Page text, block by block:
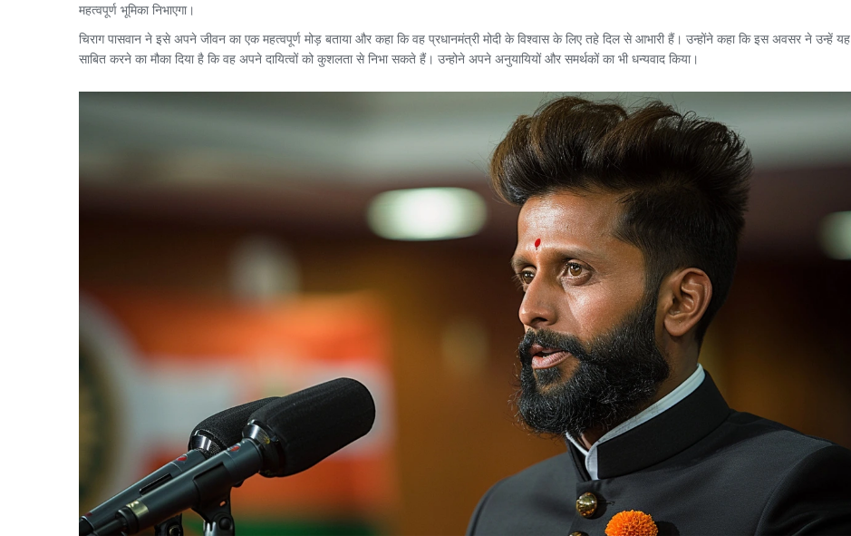
महत्वपूर्ण भूमिका निभाएगा।
चिराग पासवान ने इसे अपने जीवन का एक महत्वपूर्ण मोड़ बताया और कहा कि वह प्रधानमंत्री मोदी के विश्वास के लिए तहे दिल से आभारी हैं। उन्होंने कहा कि इस अवसर ने उन्हें यह
साबित करने का मौका दिया है कि वह अपने दायित्वों को कुशलता से निभा सकते हैं। उन्होने अपने अनुयायियों और समर्थकों का भी धन्यवाद किया।